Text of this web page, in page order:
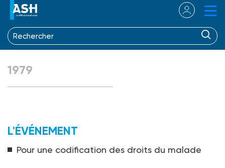
1979
L'ÉVÉNEMENT
Pour une codification des droits du malade